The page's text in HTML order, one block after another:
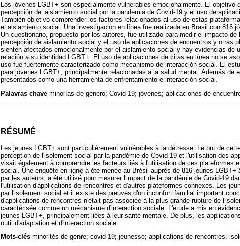
Los jóvenes LGBT+ son especialmente vulnerables emocionalmente. El
percepción del aislamiento social por la pandemia de Covid-19 y el uso de
También objetivó comprender los factores relacionados al uso de estas
el aislamiento social. Una investigación en línea fue realizada en Brasil con 816
Un cuestionario, propuesto por los autores, fue utilizado para medir el impacto
percepción de aislamiento social y el uso de aplicaciones de encuentros y otras
sienten afectados emocionalmente por el aislamiento social y hay evidencias de
relación a su identidad LGBT+. El uso de aplicaciones de citas en línea no se
uso fue fuertemente caracterizado como mecanismo de interacción social. El
para jóvenes LGBT+, principalmente relacionadas a la salud mental. Además
presentados como una herramienta de enfrentamiento e interacción social.
Palavras chave minorías de género; Covid-19; jóvenes; aplicaciones de
RÉSUMÉ
Les jeunes LGBT+ sont particulièrement vulnérables à la détresse. Le but de
perception de l'isolement social par la pandémie de Covid-19 et l'utilisation des
visait également à comprendre les facteurs liés à l'utilisation de ces plateformes
social. Une enquête en ligne a été menée au Brésil auprès de 816 jeunes
par les auteurs, a été utilisé pour mesurer l'impact de la pandémie de Covid-19
l'utilisation d'applications de rencontres et d'autres plateformes connexes. Les
par l'isolement social et il existe des preuves d'un inconfort familial important
d'applications de rencontres n'était pas associée à la plus grande rupture de
caractérisée comme un mécanisme d'interaction sociale. L'étude a mis en
jeunes LGBT+, principalement liées à leur santé mentale. De plus, les
outil d'adaptation et d'interaction sociale.
Mots-clés minorités de genre; covid-19; jeunesse; applications de rencontres;